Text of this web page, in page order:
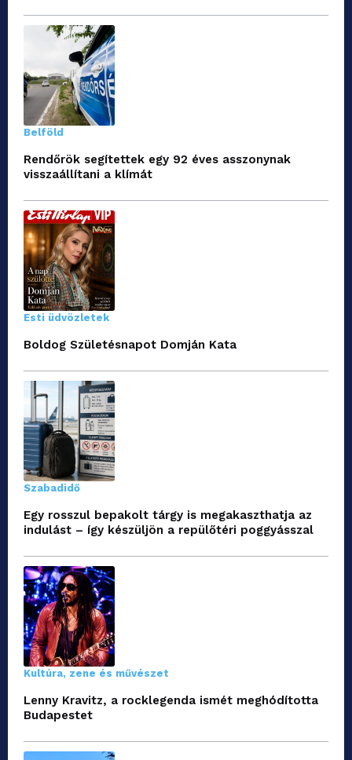
Belföld
Rendőrök segítettek egy 92 éves asszonynak
visszaállítani a klímát
Esti üdvözletek
Boldog Születésnapot Domján Kata
Szabadidő
Egy rosszul bepakolt tárgy is megakaszthatja az
indulást – így készüljön a repülőtéri poggyásszal
Kultúra, zene és művészet
Lenny Kravitz, a rocklegenda ismét meghódította
Budapestet